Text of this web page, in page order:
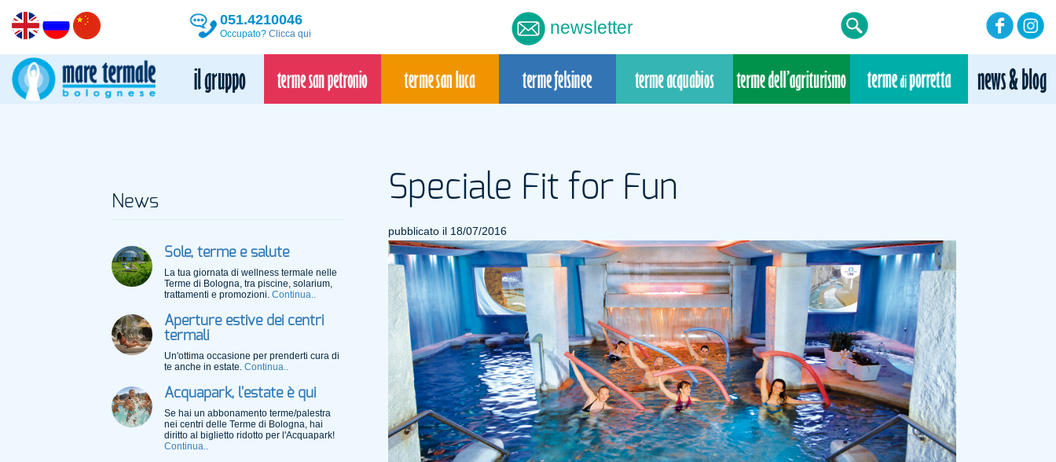
051.4210046
Occupato? Clicca qui newsletter
Speciale Fit for Fun
pubblicato il 18/07/2016
News
Sole, terme e salute
La tua giornata di wellness termale nelle
Terme di Bologna, tra piscine, solarium,
trattamenti e promozioni. Continua..
Aperture estive dei centri
termali
Un'ottima occasione per prenderti cura di
te anche in estate. Continua..
Acquapark, l'estate è qui
Se hai un abbonamento terme/palestra
nei centri delle Terme di Bologna, hai
diritto al biglietto ridotto per l'Acquapark!
Continua..